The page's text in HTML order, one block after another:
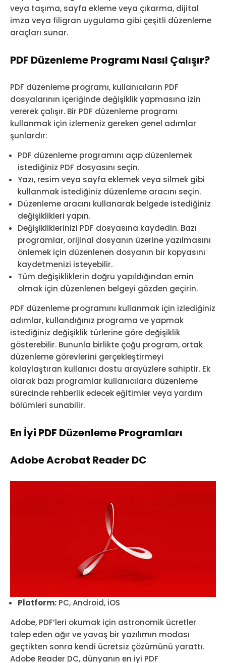
veya taşıma, sayfa ekleme veya çıkarma, dijital
imza veya filigran uygulama gibi çeşitli düzenleme
araçları sunar.
PDF Düzenleme Programı Nasıl Çalışır?
PDF düzenleme programı, kullanıcıların PDF
dosyalarının içeriğinde değişiklik yapmasına izin
vererek çalışır. Bir PDF düzenleme programı
kullanmak için izlemeniz gereken genel adımlar
şunlardır:
PDF düzenleme programını açıp düzenlemek
istediğiniz PDF dosyasını seçin.
Yazı, resim veya sayfa eklemek veya silmek gibi
kullanmak istediğiniz düzenleme aracını seçin.
Düzenleme aracını kullanarak belgede istediğiniz
değişiklikleri yapın.
Değişikliklerinizi PDF dosyasına kaydedin. Bazı
programlar, orijinal dosyanın üzerine yazılmasını
önlemek için düzenlenen dosyanın bir kopyasını
kaydetmenizi isteyebilir.
Tüm değişikliklerin doğru yapıldığından emin
olmak için düzenlenen belgeyi gözden geçirin.
PDF düzenleme programını kullanmak için izlediğiniz
adımlar, kullandığınız programa ve yapmak
istediğiniz değişiklik türlerine göre değişiklik
gösterebilir. Bununla birlikte çoğu program, ortak
düzenleme görevlerini gerçekleştirmeyi
kolaylaştıran kullanıcı dostu arayüzlere sahiptir. Ek
olarak bazı programlar kullanıcılara düzenleme
sürecinde rehberlik edecek eğitimler veya yardım
bölümleri sunabilir.
En İyi PDF Düzenleme Programları
Adobe Acrobat Reader DC
Platform: PC, Android, iOS
Adobe, PDF’leri okumak için astronomik ücretler
talep eden ağır ve yavaş bir yazılımın modası
geçtikten sonra kendi ücretsiz çözümünü yarattı.
Adobe Reader DC, dünyanın en iyi PDF